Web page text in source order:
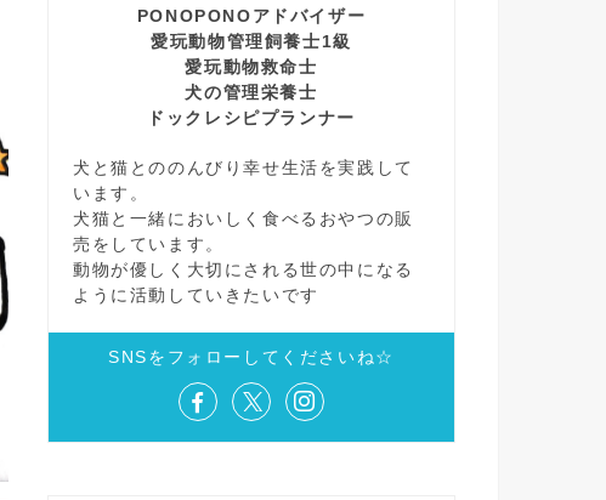
PONOPONOアドバイザー
愛玩動物管理飼養士1級
愛玩動物救命士
犬の管理栄養士
ドックレシピプランナー
犬と猫とののんびり幸せ生活を実践して
います。
犬猫と一緒においしく食べるおやつの販
売をしています。
動物が優しく大切にされる世の中になる
ように活動していきたいです
SNSをフォローしてくださいね☆